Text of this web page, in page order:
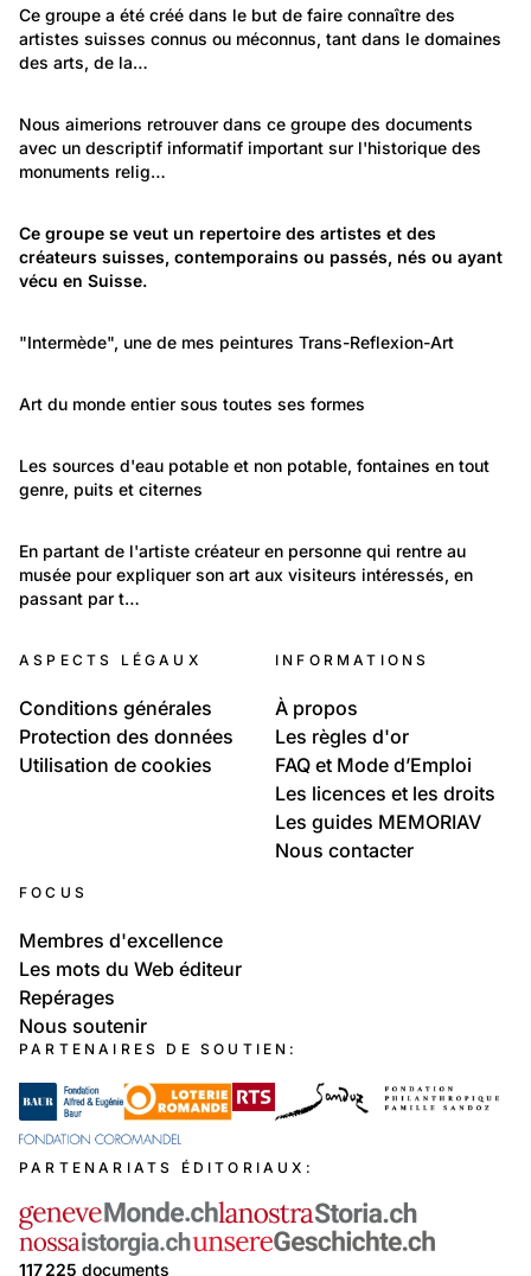
Temps libre et culture: Arts
Artistes suisses d'autrefois
Ce groupe a été créé dans le but de faire connaître des
artistes suisses connus ou méconnus, tant dans le domaines
des arts, de la…
Temps libre et culture: Loisirs
Connaissances historiques
Nous aimerions retrouver dans ce groupe des documents
avec un descriptif informatif important sur l'historique des
monuments relig…
Temps libre et culture: Arts
Répertoire des artistes et des créateurs en Suisse
Ce groupe se veut un repertoire des artistes et des
créateurs suisses, contemporains ou passés, nés ou ayant
vécu en Suisse.
Temps libre et culture: Arts
"Intermède", une de mes peintures Trans-Reflexion-Art
Temps libre et culture: Arts
Art du monde entier sous toutes ses formes
Temps libre et culture: Arts
Fontaines / Sources d'eau d'ici et d'ailleurs
Les sources d'eau potable et non potable, fontaines en tout
genre, puits et citernes
Temps libre et culture: Arts
Beaux-Arts / Musées
En partant de l'artiste créateur en personne qui rentre au
musée pour expliquer son art aux visiteurs intéressés, en
passant par t…
ASPECTS LÉGAUX
Conditions générales
Protection des données
Utilisation de cookies
INFORMATIONS
À propos
Les règles d'or
FAQ et Mode d’Emploi
Les licences et les droits
Les guides MEMORIAV
Nous contacter
FOCUS
Membres d'excellence
Les mots du Web éditeur
Repérages
Nous soutenir
PARTENAIRES DE SOUTIEN:
PARTENARIATS ÉDITORIAUX:
117 225 documents